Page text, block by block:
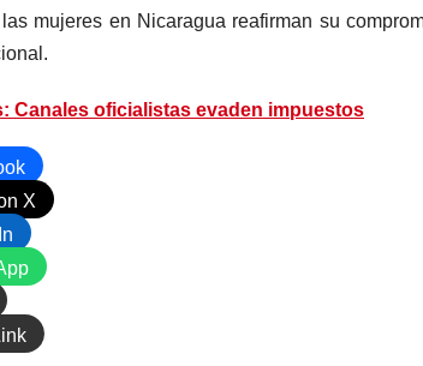
mujeres en Nicaragua reafirman su
Canales oficialistas evaden impuestos
X